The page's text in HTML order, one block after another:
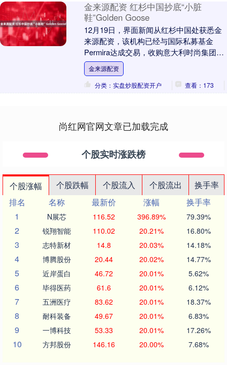
金来源配资 红杉中国抄底“小脏
鞋”Golden Goose
12月19日，界面新闻从红杉中国处获悉金
来源配资，该机构已经与国际私募基金
Permira达成交易，收购意大利时尚集团
Golden Goose的多数股权。淡马锡及....
金来源配资
分类：实盘炒股配资开户
查看：173
尚红网官网文章已加载完成
个股实时涨跌榜
个股涨幅 个股跌幅 个股流入 个股流出
换手率
排名
名称 最新价 涨幅
换手率
1
N展芯 116.52 396.89% 79.39%
2 锐翔智能 110.02 20.21% 16.80%
3 志特新材 14.8 20.03% 14.18%
4 博腾股份 20.44 20.02% 14.77%
5 近岸蛋白 46.72 20.01% 5.62%
6 毕得医药 61.6 20.01% 6.12%
7 五洲医疗 83.62 20.01% 18.37%
8 耐科装备 49.67 20.01% 6.83%
9 一博科技 53.33 20.01% 17.26%
10 方邦股份 146.16 20.00% 7.68%